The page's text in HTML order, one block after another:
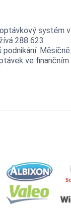
systém v
288 623
Měsíčně
ve finančním